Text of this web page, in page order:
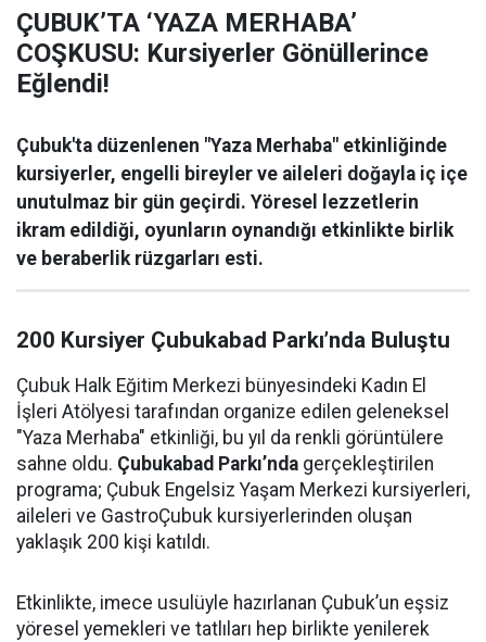
ÇUBUK’TA ‘YAZA MERHABA’
COŞKUSU: Kursiyerler Gönüllerince
Eğlendi!
Çubuk'ta düzenlenen "Yaza Merhaba" etkinliğinde
kursiyerler, engelli bireyler ve aileleri doğayla iç içe
unutulmaz bir gün geçirdi. Yöresel lezzetlerin
ikram edildiği, oyunların oynandığı etkinlikte birlik
ve beraberlik rüzgarları esti.
200 Kursiyer Çubukabad Parkı’nda Buluştu
Çubuk Halk Eğitim Merkezi bünyesindeki Kadın El
İşleri Atölyesi tarafından organize edilen geleneksel
"Yaza Merhaba" etkinliği, bu yıl da renkli görüntülere
sahne oldu. Çubukabad Parkı’nda gerçekleştirilen
programa; Çubuk Engelsiz Yaşam Merkezi kursiyerleri,
aileleri ve GastroÇubuk kursiyerlerinden oluşan
yaklaşık 200 kişi katıldı.
Etkinlikte, imece usulüyle hazırlanan Çubuk’un eşsiz
yöresel yemekleri ve tatlıları hep birlikte yenilerek